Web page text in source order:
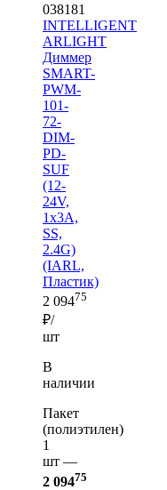
038181
INTELLIGENT
ARLIGHT
Диммер
SMART-
PWM-
101-
72-
DIM-
PD-
SUF
(12-
24V,
1x3A,
SS,
2.4G)
(IARL,
Пластик)
2 09475
₽/
шт
В
наличии
Пакет
(полиэтилен)
1
шт —
2 09475